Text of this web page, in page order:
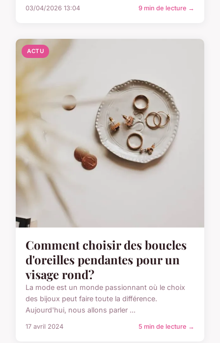
03/04/2026 13:04 9 min de lecture →
ACTU
Comment choisir des boucles
d'oreilles pendantes pour un
visage rond?
La mode est un monde passionnant où le choix
des bijoux peut faire toute la différence.
Aujourd'hui, nous allons parler ...
17 avril 2024 5 min de lecture →